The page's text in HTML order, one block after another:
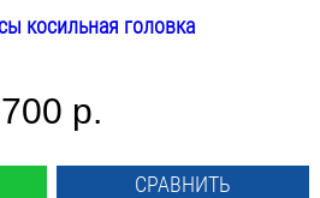
косильная головка
700 р.
СРАВНИТЬ